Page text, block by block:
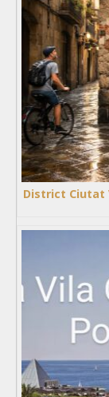
District Ciutat